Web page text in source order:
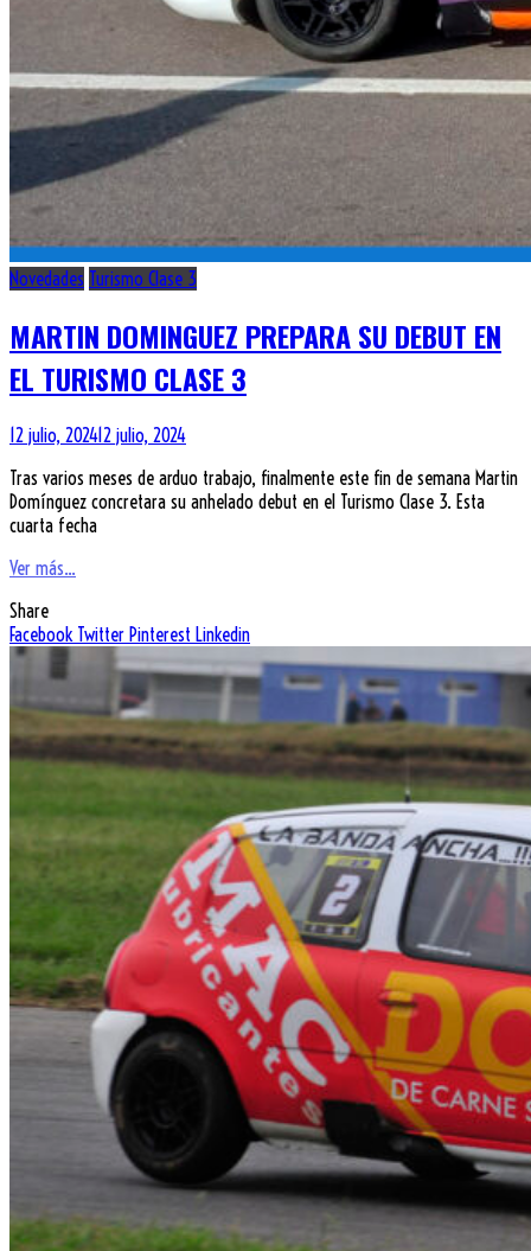
Novedades Turismo Clase 3
MARTIN DOMINGUEZ PREPARA SU DEBUT EN
EL TURISMO CLASE 3
12 julio, 202412 julio, 2024
Tras varios meses de arduo trabajo, finalmente este fin de semana Martin
Domínguez concretara su anhelado debut en el Turismo Clase 3. Esta
cuarta fecha
Ver más...
Share
Facebook Twitter Pinterest Linkedin